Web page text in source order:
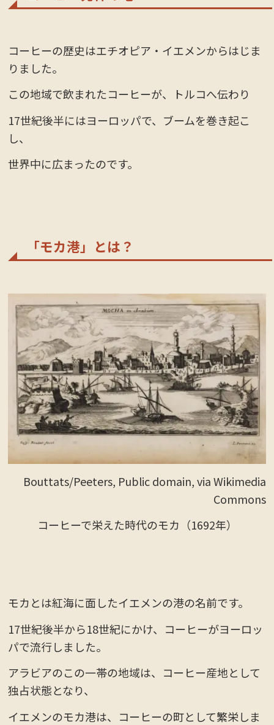
コーヒーの歴史はエチオピア・イエメンからはじま
りました。
この地域で飲まれたコーヒーが、トルコへ伝わり
17世紀後半にはヨーロッパで、ブームを巻き起こ
し、
世界中に広まったのです。
「モカ港」とは？
Bouttats/Peeters, Public domain, via Wikimedia
Commons
コーヒーで栄えた時代のモカ（1692年）
モカとは紅海に面したイエメンの港の名前です。
17世紀後半から18世紀にかけ、コーヒーがヨーロッ
パで流行しました。
アラビアのこの一帯の地域は、コーヒー産地として
独占状態となり、
イエメンのモカ港は、コーヒーの町として繁栄しま